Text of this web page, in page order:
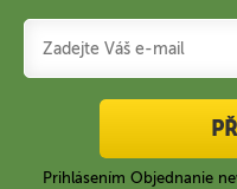
Prihlásením Objednanie